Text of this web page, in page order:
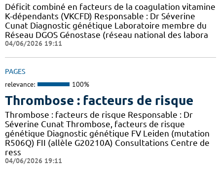
Déficit combiné en facteurs de la coagulation vitamine
K-dépendants (VKCFD) Responsable : Dr Séverine
Cunat Diagnostic génétique Laboratoire membre du
Réseau DGOS Génostase (réseau national des labora
04/06/2026 19:11
PAGES
relevance: 100%
Thrombose : facteurs de risque
Thrombose : facteurs de risque Responsable : Dr
Séverine Cunat Thrombose, facteurs de risque
génétique Diagnostic génétique FV Leiden (mutation
R506Q) FII (allèle G20210A) Consultations Centre de
ress
04/06/2026 19:11